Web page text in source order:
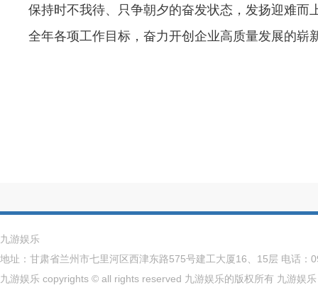
保持时不我待、只争朝夕的奋发状态，发扬迎难
全年各项工作目标，奋力开创企业高质量发展的崭
九游娱乐
地址：甘肃省兰州市七里河区西津东路575号建工大厦16、15层 电话：
九游娱乐 copyrights © all rights reserved 九游娱乐的版权所有 九游娱乐